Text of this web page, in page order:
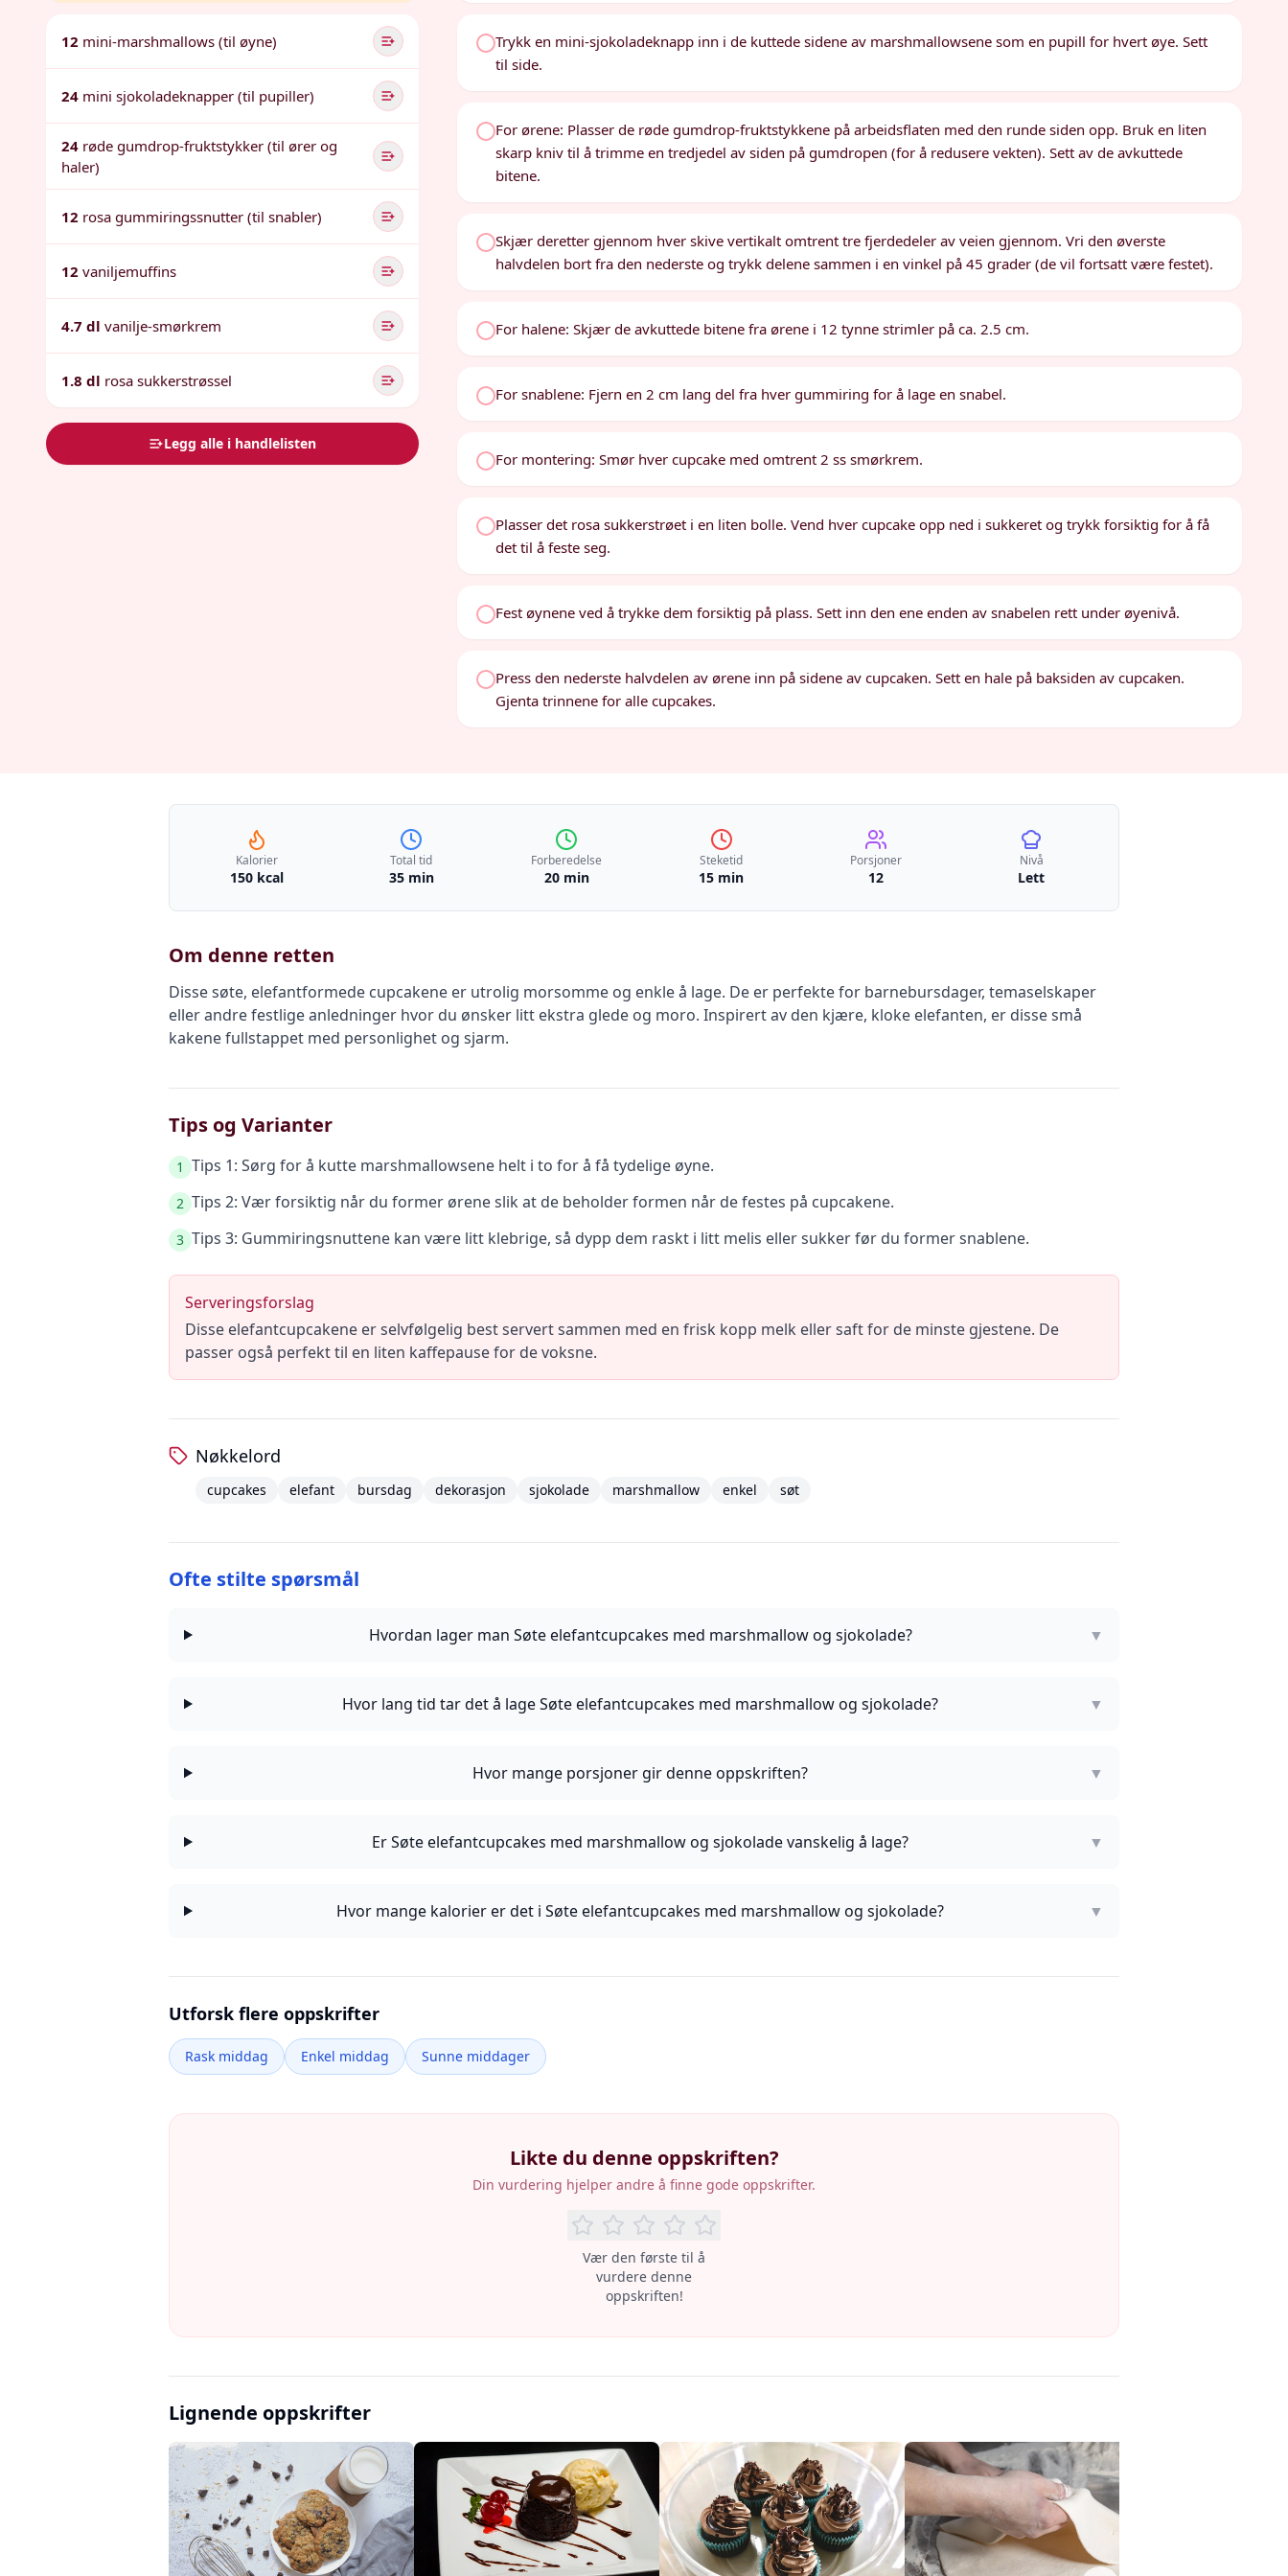
12 mini-marshmallows (til øyne)
24 mini sjokoladeknapper (til pupiller)
24 røde gumdrop-fruktstykker (til ører og
haler)
12 rosa gummiringssnutter (til snabler)
12 vaniljemuffins
4.7 dl vanilje-smørkrem
1.8 dl rosa sukkerstrøssel
Legg alle i handlelisten
Trykk en mini-sjokoladeknapp inn i de kuttede sidene av marshmallowsene som en pupill for hvert øye. Sett
til side.
For ørene: Plasser de røde gumdrop-fruktstykkene på arbeidsflaten med den runde siden opp. Bruk en liten
skarp kniv til å trimme en tredjedel av siden på gumdropen (for å redusere vekten). Sett av de avkuttede
bitene.
Skjær deretter gjennom hver skive vertikalt omtrent tre fjerdedeler av veien gjennom. Vri den øverste
halvdelen bort fra den nederste og trykk delene sammen i en vinkel på 45 grader (de vil fortsatt være festet).
For halene: Skjær de avkuttede bitene fra ørene i 12 tynne strimler på ca. 2.5 cm.
For snablene: Fjern en 2 cm lang del fra hver gummiring for å lage en snabel.
For montering: Smør hver cupcake med omtrent 2 ss smørkrem.
Plasser det rosa sukkerstrøet i en liten bolle. Vend hver cupcake opp ned i sukkeret og trykk forsiktig for å få
det til å feste seg.
Fest øynene ved å trykke dem forsiktig på plass. Sett inn den ene enden av snabelen rett under øyenivå.
Press den nederste halvdelen av ørene inn på sidene av cupcaken. Sett en hale på baksiden av cupcaken.
Gjenta trinnene for alle cupcakes.
Kalorier
150 kcal
Total tid
35 min
Forberedelse
20 min
Steketid
15 min
Porsjoner
12
Nivå
Lett
Om denne retten
Disse søte, elefantformede cupcakene er utrolig morsomme og enkle å lage. De er perfekte for barnebursdager, temaselskaper
eller andre festlige anledninger hvor du ønsker litt ekstra glede og moro. Inspirert av den kjære, kloke elefanten, er disse små
kakene fullstappet med personlighet og sjarm.
Tips og Varianter
1 Tips 1: Sørg for å kutte marshmallowsene helt i to for å få tydelige øyne.
2 Tips 2: Vær forsiktig når du former ørene slik at de beholder formen når de festes på cupcakene.
3 Tips 3: Gummiringsnuttene kan være litt klebrige, så dypp dem raskt i litt melis eller sukker før du former snablene.
Serveringsforslag
Disse elefantcupcakene er selvfølgelig best servert sammen med en frisk kopp melk eller saft for de minste gjestene. De
passer også perfekt til en liten kaffepause for de voksne.
Nøkkelord
cupcakes elefant bursdag dekorasjon sjokolade marshmallow enkel søt
Ofte stilte spørsmål
Hvordan lager man Søte elefantcupcakes med marshmallow og sjokolade? ▼
Hvor lang tid tar det å lage Søte elefantcupcakes med marshmallow og sjokolade? ▼
Hvor mange porsjoner gir denne oppskriften? ▼
Er Søte elefantcupcakes med marshmallow og sjokolade vanskelig å lage? ▼
Hvor mange kalorier er det i Søte elefantcupcakes med marshmallow og sjokolade? ▼
Utforsk flere oppskrifter
Rask middag Enkel middag Sunne middager
Likte du denne oppskriften?
Din vurdering hjelper andre å finne gode oppskrifter.
Vær den første til å
vurdere denne
oppskriften!
Lignende oppskrifter